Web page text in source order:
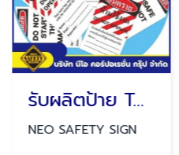
รับผลิตป้าย TAGS
NEO SAFETY SIGN